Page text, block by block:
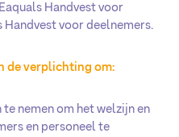
Handvest voor
Handvest voor deelnemers.
de verplichting om:
nemen om het welzijn en
en personeel te